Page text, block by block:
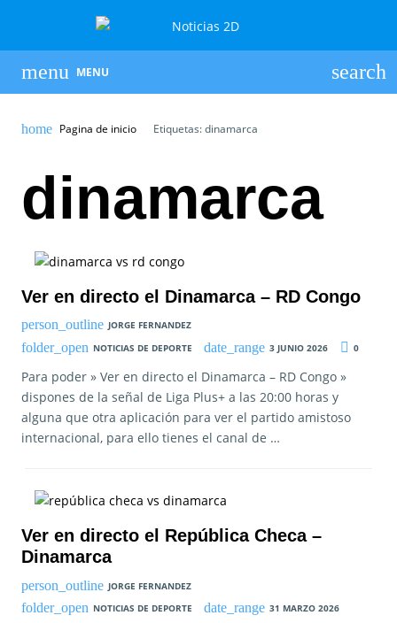
MENU
Pagina de inicio Etiquetas: dinamarca
dinamarca
Ver en directo el Dinamarca – RD Congo
JORGE FERNANDEZ
NOTICIAS DE DEPORTE
3 JUNIO 2026 0
Para poder » Ver en directo el Dinamarca – RD Congo »
dispones de la señal de Liga Plus+ a las 20:00 horas y
alguna que otra aplicación para ver el partido amistoso
internacional, para ello tienes el canal de …
Ver en directo el República Checa –
Dinamarca
JORGE FERNANDEZ
NOTICIAS DE DEPORTE
31 MARZO 2026